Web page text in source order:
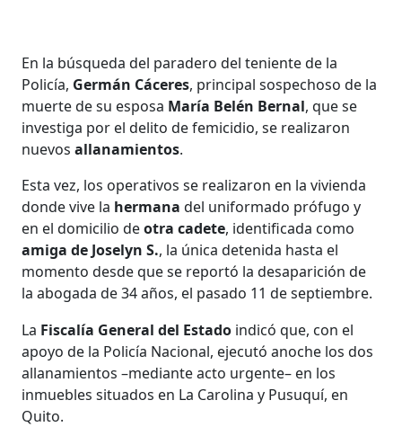
En la búsqueda del paradero del teniente de la
Policía, Germán Cáceres, principal sospechoso de la
muerte de su esposa María Belén Bernal, que se
investiga por el delito de femicidio, se realizaron
nuevosallanamientos.
Esta vez, los operativos se realizaron en la vivienda
donde vive la hermana del uniformado prófugo y
en el domicilio deotra cadete, identificada como
amiga de Joselyn S., la única detenida hasta el
momento desde que se reportó la desaparición de
la abogada de 34 años, el pasado 11 de septiembre.
La Fiscalía General del Estado indicó que, con el
apoyo de la Policía Nacional, ejecutó anoche los dos
allanamientos –mediante acto urgente– en los
inmuebles situados en La Carolina y Pusuquí, en
Quito.